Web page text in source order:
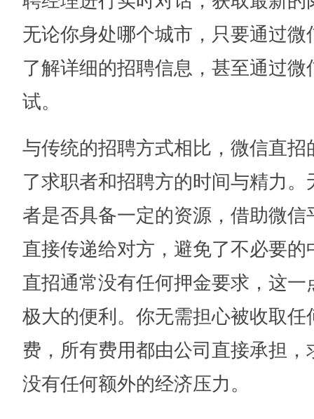
无论你身处哪个城市，只要通过
了解详细的招聘信息，甚至通过
试。
与传统的招聘方式相比，微信直
了求职者和招聘方的时间与精力
者是否具备一定的资源，借助微
直接传递给对方，避免了不必要
直招通常没有任何押金要求，这
极大的便利。你无需担心被收取
费，所有费用都由公司直接承担
没有任何额外的经济压力。